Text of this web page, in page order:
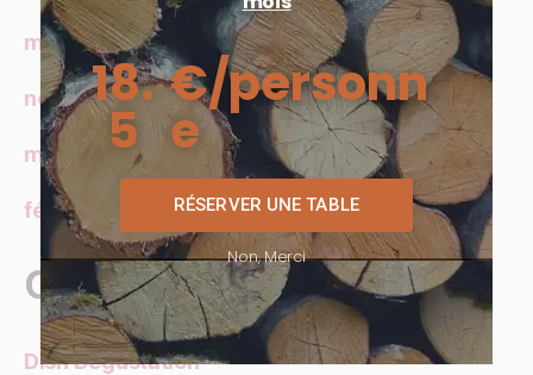
mars 2022
novembre 2016
mars 2016
février 2016
Catégories
Dish Degustation
18.
5
€/personn
e
RÉSERVER UNE TABLE
Non, Merci